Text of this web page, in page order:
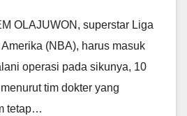
OLAJUWON, superstar Liga
(NBA), harus masuk
operasi pada sikunya, 10
tim dokter yang
tetap…